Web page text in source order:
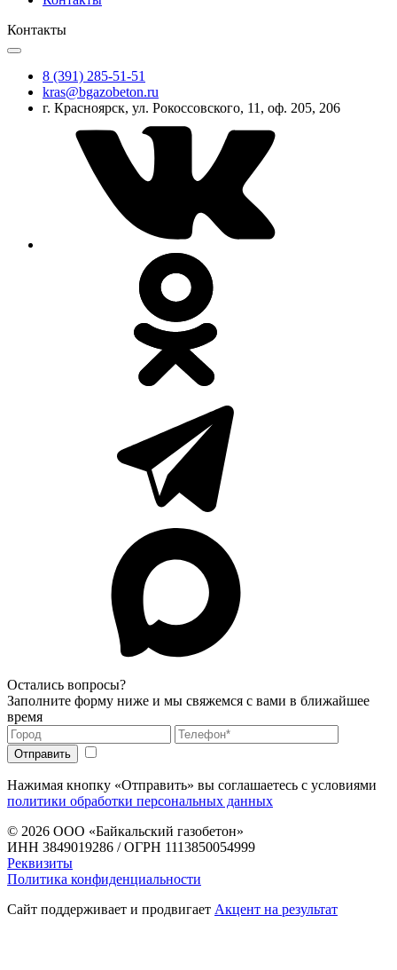
Контакты
8 (391) 285-51-51
kras@bgazobeton.ru
г. Красноярск, ул. Рокоссовского, 11, оф. 205, 206
Остались вопросы?
Заполните форму ниже и мы свяжемся с вами в ближайшее
время
Нажимая кнопку «Отправить» вы соглашаетесь с условиями
политики обработки персональных данных
© 2026 ООО «Байкальский газобетон»
ИНН 3849019286 / ОГРН 1113850054999
Реквизиты
Политика конфиденциальности
Сайт поддерживает и продвигает Акцент на результат